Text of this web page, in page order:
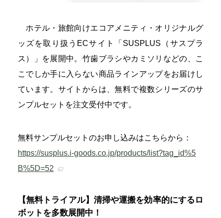
ホテル・旅館向けエコアメニティ・オリジナルグ
ッズを取り扱うECサイト「SUSPLUS（サスプラ
ス）」を展開中。竹歯ブラシやカミソリなどの、こ
こでしか手に入らない商品ラインアップをお届けし
ています。サイトからは、無料で複数シリーズのサ
ンプルセットを注文受付中です。
無料サンプルセットのお申し込みはこちらから：
https://susplus.i-goods.co.jp/products/list?tag_id%5
B%5D=52
【無料トライアル】清掃や運搬を効率的にするロ
ボットを多数展開中！